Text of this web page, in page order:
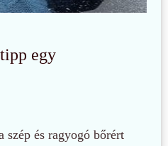
egy
szép és ragyogó bőrért